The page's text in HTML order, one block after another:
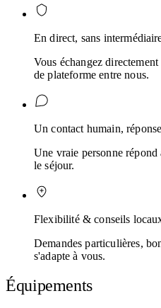
En direct, sans
Vous échangez
de plateforme entre nous.
Un contact humain,
Une vraie personne répond
le séjour.
Flexibilité & conseils
Demandes particulières,
s'adapte à vous.
Équipements